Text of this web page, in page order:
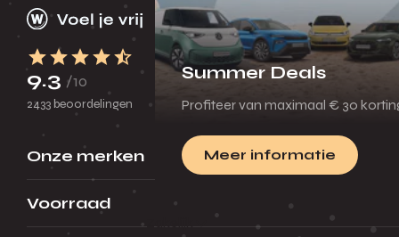
Summer Deals
Profiteer van maximaal € 30
Meer informatie
Zakelijk
9.3 /10
2433 beoordelingen
Onze merken
Voorraad